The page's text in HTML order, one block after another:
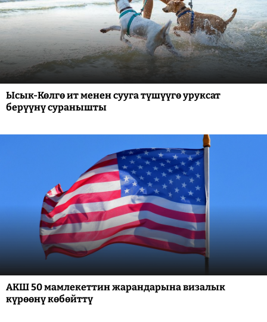
Ысык-Көлгө ит менен сууга түшүүгө уруксат
берүүнү суранышты
АКШ 50 мамлекеттин жарандарына визалык
күрөөнү көбөйттү